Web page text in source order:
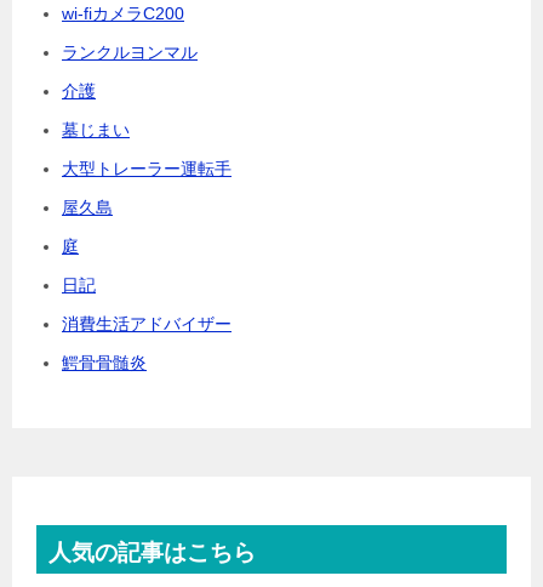
wi-fiカメラC200
ランクルヨンマル
介護
墓じまい
大型トレーラー運転手
屋久島
庭
日記
消費生活アドバイザー
鰐骨骨髄炎
人気の記事はこちら